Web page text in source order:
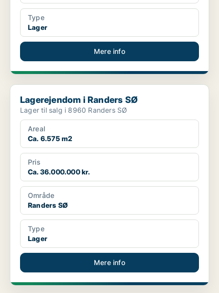
Type
Lager
Mere info
Lagerejendom i Randers SØ
Lagerejendom i Randers SØ
Lager til salg i 8960 Randers SØ
Areal
Ca. 6.575 m2
Pris
Ca. 36.000.000 kr.
Område
Randers SØ
Type
Lager
Mere info